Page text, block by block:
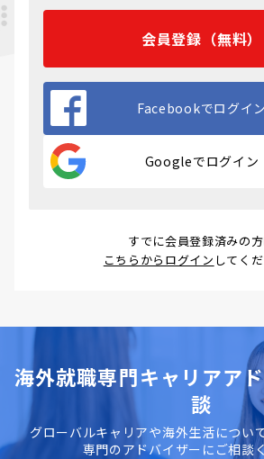
会員登録（無料）
Facebookでログイン
Googleでログイン
すでに会員登録済みの
こちらからログイン してくだ
海外就職専門キャリアア
談
グローバルキャリアや海外生活につい
専門のアドバイザーにご相談